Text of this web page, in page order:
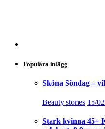
Populära inlägg
Sköna Söndag –
Beauty stories 15/
Stark kvinna 45+